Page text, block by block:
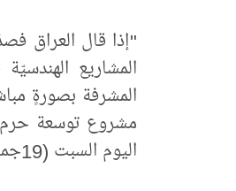
"إذا قال العراق
المشاريع
المشرفة بصورةٍ
مشروع توسعة حرم
اليوم السبت (19جمادى الآخرة 1438هـ) الموافق لـ(18آذار 2017م).